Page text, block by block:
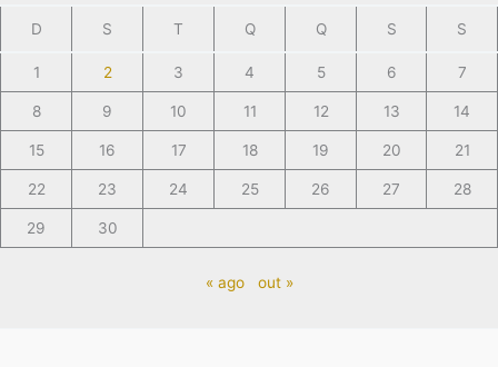
D S T Q Q S S
1 2 3 4 5 6 7
8 9 10 11 12 13 14
15 16 17 18 19 20 21
22 23 24 25 26 27 28
29 30
« ago out »